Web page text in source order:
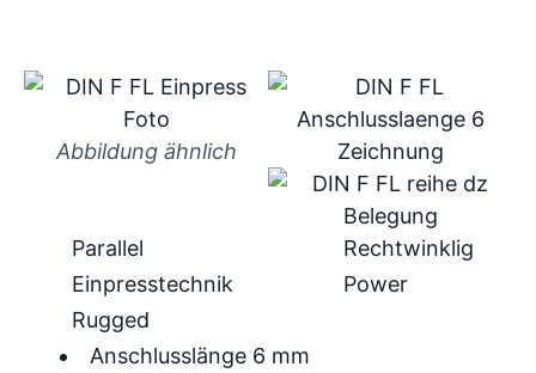
Abbildung ähnlich
Anschlusslänge 6 mm
Parallel
Rechtwinklig
Einpresstechnik
Power
Rugged